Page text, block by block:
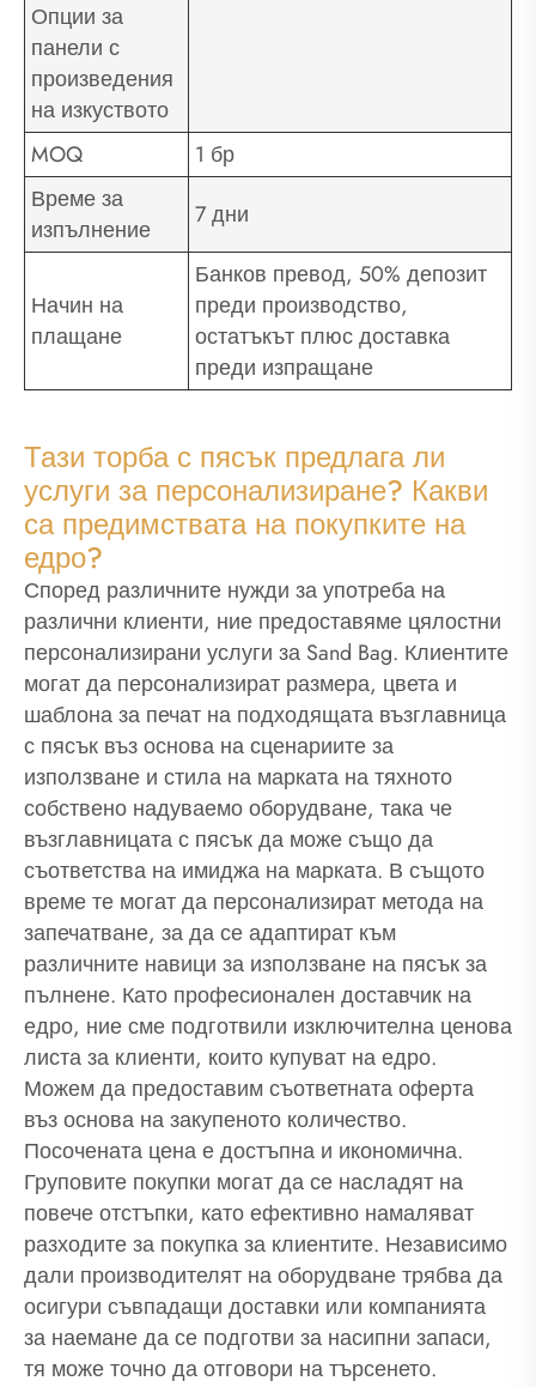
Опции за
панели с
произведения
на изкуството
MOQ
1 бр
Време за
изпълнение
7 дни
Начин на
плащане
Банков превод, 50% депозит
преди производство,
остатъкът плюс доставка
преди изпращане
Тази торба с пясък предлага ли
услуги за персонализиране? Какви
са предимствата на покупките на
едро?
Според различните нужди за употреба на
различни клиенти, ние предоставяме цялостни
персонализирани услуги за Sand Bag. Клиентите
могат да персонализират размера, цвета и
шаблона за печат на подходящата възглавница
с пясък въз основа на сценариите за
използване и стила на марката на тяхното
собствено надуваемо оборудване, така че
възглавницата с пясък да може също да
съответства на имиджа на марката. В същото
време те могат да персонализират метода на
запечатване, за да се адаптират към
различните навици за използване на пясък за
пълнене. Като професионален доставчик на
едро, ние сме подготвили изключителна ценова
листа за клиенти, които купуват на едро.
Можем да предоставим съответната оферта
въз основа на закупеното количество.
Посочената цена е достъпна и икономична.
Груповите покупки могат да се насладят на
повече отстъпки, като ефективно намаляват
разходите за покупка за клиентите. Независимо
дали производителят на оборудване трябва да
осигури съвпадащи доставки или компанията
за наемане да се подготви за насипни запаси,
тя може точно да отговори на търсенето.